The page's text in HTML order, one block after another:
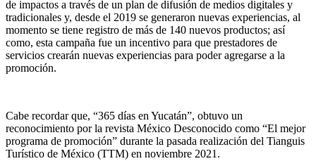
de impactos a través de un plan de difusión de medios digitales y
tradicionales y, desde el 2019 se generaron nuevas experiencias, al
momento se tiene registro de más de 140 nuevos productos; así
como, esta campaña fue un incentivo para que prestadores de
servicios crearán nuevas experiencias para poder agregarse a la
promoción.
Cabe recordar que, “365 días en Yucatán”, obtuvo un
reconocimiento por la revista México Desconocido como “El mejor
programa de promoción” durante la pasada realización del Tianguis
Turístico de México (TTM) en noviembre 2021.